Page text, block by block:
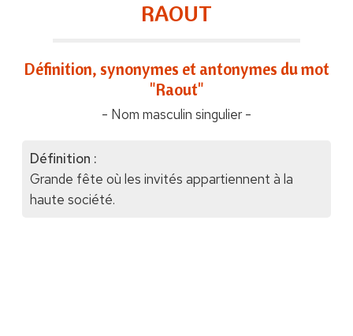
RAOUT
Définition, synonymes et antonymes du mot
"Raout"
- Nom masculin singulier -
Définition :
Grande fête où les invités appartiennent à la
haute société.